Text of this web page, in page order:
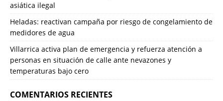
asiática ilegal
Heladas: reactivan campaña por riesgo de congelamiento de
medidores de agua
Villarrica activa plan de emergencia y refuerza atención a
personas en situación de calle ante nevazones y
temperaturas bajo cero
COMENTARIOS RECIENTES